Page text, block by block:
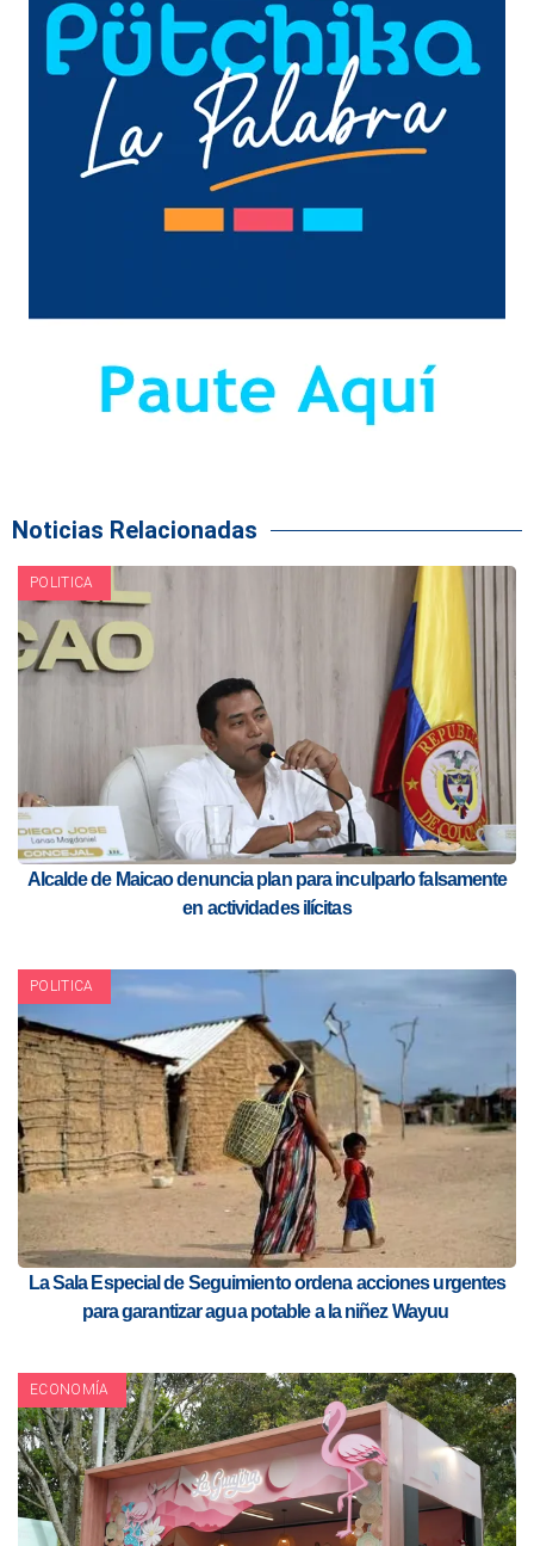
Noticias Relacionadas
POLITICA
Alcalde de Maicao denuncia plan para inculparlo falsamente
en actividades ilícitas
POLITICA
La Sala Especial de Seguimiento ordena acciones urgentes
para garantizar agua potable a la niñez Wayuu
ECONOMÍA